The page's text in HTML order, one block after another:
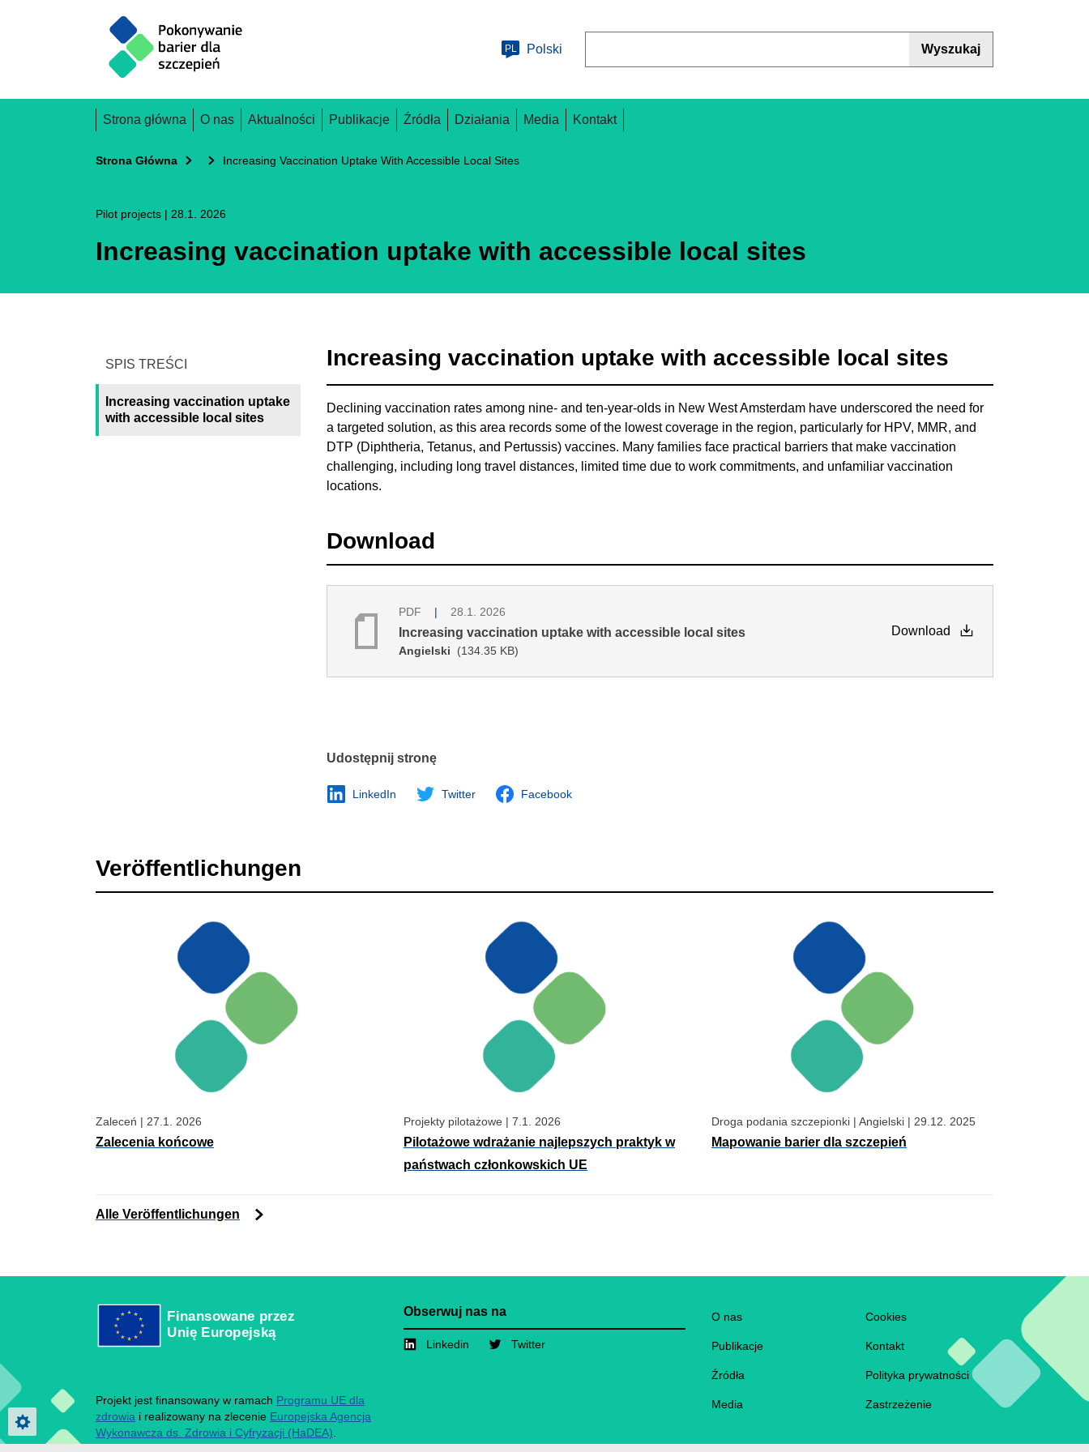
PL Polski Wyszukaj
Main
navigation
Strona główna O nas Aktualności Publikacje Źródła Działania Media Kontakt
Strona Główna Increasing Vaccination Uptake With Accessible Local Sites
Pilot projects | 28.1. 2026
Increasing vaccination uptake with accessible local sites
SPIS TREŚCI
Increasing vaccination uptake
with accessible local sites
Increasing vaccination uptake with accessible local sites
Declining vaccination rates among nine- and ten-year-olds in New West Amsterdam have underscored the need for
a targeted solution, as this area records some of the lowest coverage in the region, particularly for HPV, MMR, and
DTP (Diphtheria, Tetanus, and Pertussis) vaccines. Many families face practical barriers that make vaccination
challenging, including long travel distances, limited time due to work commitments, and unfamiliar vaccination
locations.
Download
PDF 28.1. 2026
Increasing vaccination uptake with accessible local sites
Angielski (134.35 KB)
Download
Udostępnij stronę
LinkedIn Twitter Facebook
Veröffentlichungen
Zaleceń | 27.1. 2026
Zalecenia końcowe
Projekty pilotażowe | 7.1. 2026
Pilotażowe wdrażanie najlepszych praktyk w
państwach członkowskich UE
Droga podania szczepionki | Angielski | 29.12. 2025
Mapowanie barier dla szczepień
Alle Veröffentlichungen
Unię Europejską
Projekt jest finansowany w ramach Programu UE dla
zdrowia i realizowany na zlecenie Europejska Agencja
Wykonawcza ds. Zdrowia i Cyfryzacji (HaDEA)
Obserwuj nas na
Linkedin Twitter
Footer
O nas
Publikacje
Źródła
Media
Cookies
Kontakt
Polityka prywatności
Zastrzeżenie
Privacy settings